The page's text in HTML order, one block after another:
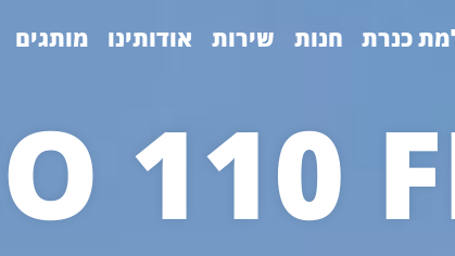
מותגים אודותינו שירות חנות כנרת
110